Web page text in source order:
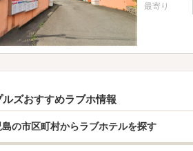
最寄り
ルズおすすめラブホ情報
島の市区町村からラブホテルを探す